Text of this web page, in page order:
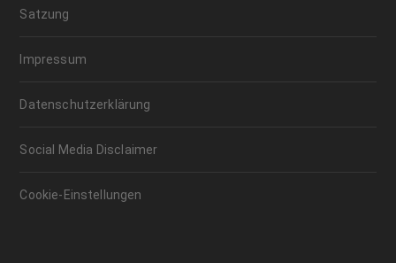
Satzung
Impressum
Datenschutzerklärung
Social Media Disclaimer
Cookie-Einstellungen